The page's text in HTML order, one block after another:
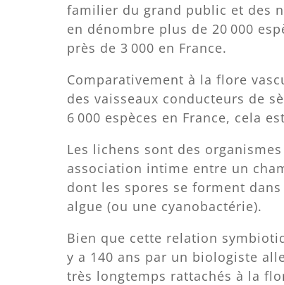
familier du grand public et des
en dénombre plus de 20 000
près de 3 000 en France.
Comparativement à la flore
des vaisseaux conducteurs de
6 000 espèces en France, cela
Les lichens sont des
association intime entre un
dont les spores se forment
algue (ou une cyanobactérie).
Bien que cette relation
y a 140 ans par un biologiste
très longtemps rattachés à la